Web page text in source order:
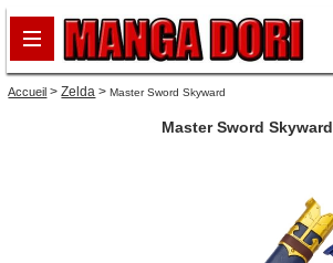
Accueil >Zelda >Master Sword Skyward
Master Sword Skyward